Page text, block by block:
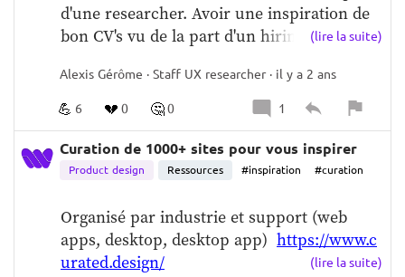
d'une researcher. Avoir une inspiration de
bon CV's vu de la part d'un hiring manager.
de CV de seniors researchers (qui
sont anonymisés sauf un). C'est intéressant
de voir https://drive.google.com/drive/folde
rs/1kp9RPiqu3W8jK8RiH7x4bXV_mWOJQLj
  J'espère que cela serve d'inspiration, et
des exemples intéressants ajoutez-les en
commentaires.
(lire la suite)
Alexis Gérôme · Staff UX researcher · il y a 2 ans
💪 6 💔 0 🤔0 1
Curation de 1000+ sites pour vous inspirer
Product design Ressources #inspiration #curation
Organisé par industrie et support (web
apps, desktop, desktop app) https://www.c
urated.design/
(lire la suite)